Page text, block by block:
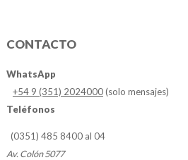
CONTACTO
WhatsApp
+54 9 (351) 2024000(solo mensajes)
Teléfonos
(0351) 485 8400 al 04
Av. Colón 5077